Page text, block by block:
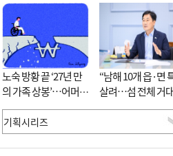
노숙 방황 끝 ‘27년 만
의 가족 상봉’…어머니
와 행복 꿈꿔
“남해 10개 읍·면
살려…섬 전체 거
원으로 조성”